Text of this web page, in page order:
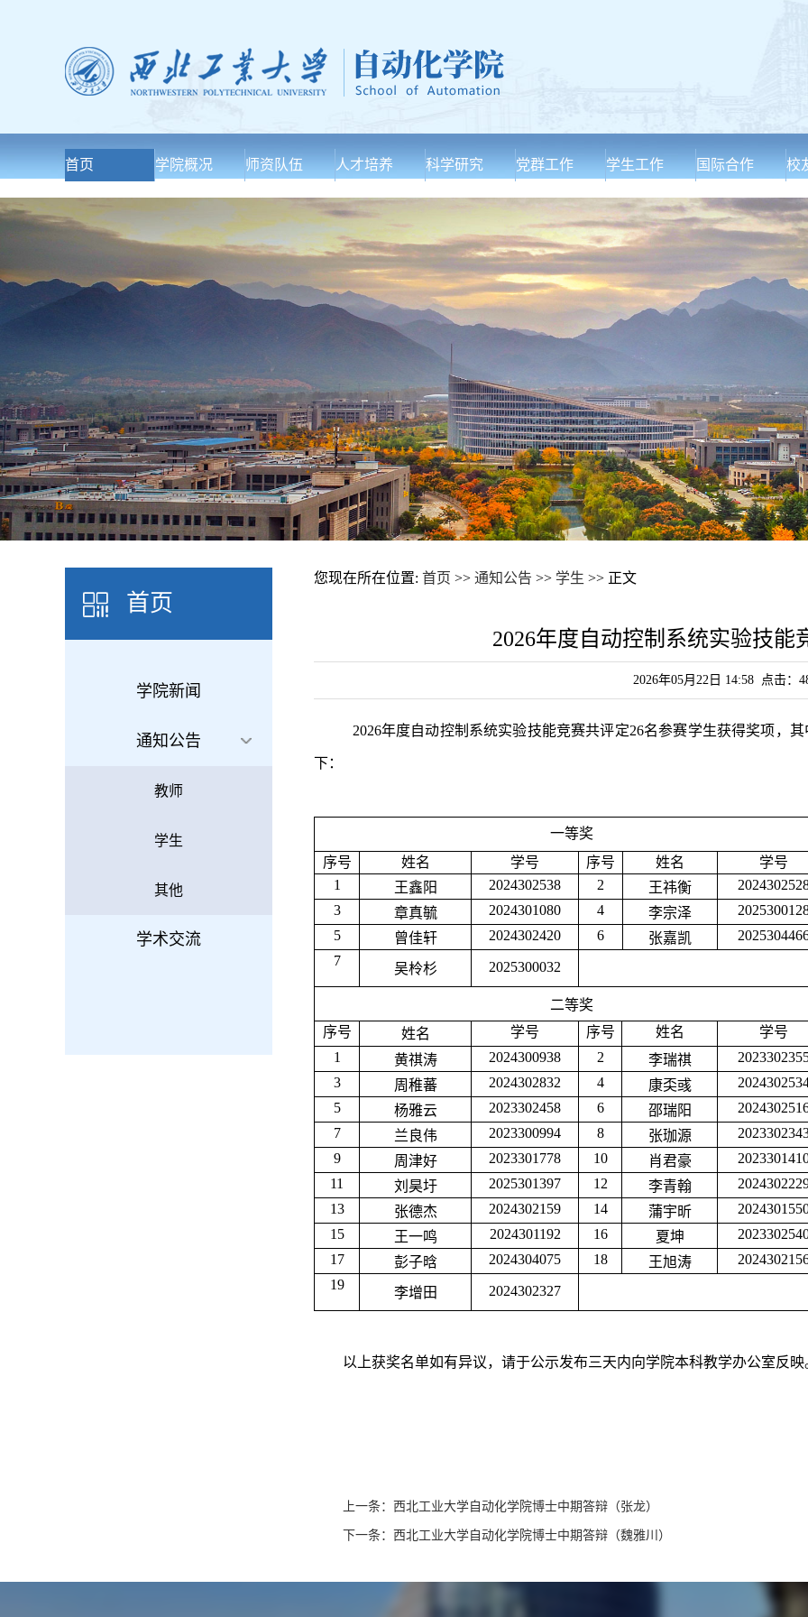
首页 学院概况 师资队伍 人才培养 科学研究 党群工作 学生工作 国际合作 校
首页
学院新闻
通知公告
教师
学生
其他
学术交流
您现在所在位置: 首页 >> 通知公告 >> 学生 >> 正文
2026年度自动控制系统实验技能
2026年05月22日 14:58 点击：
2026年度自动控制系统实验技能竞赛共评定26名参赛学生获得奖项，其
下：
一等奖
序号
姓名 学号 序号 姓名
学号
1
王鑫阳 2024302538 2 王祎衡
3
章真毓 2024301080 4 李宗泽
5
曾佳轩 2024302420 6 张嘉凯
7
吴柃杉 2025300032
二等奖
序号
姓名 学号 序号 姓名
学号
1
黄祺涛 2024300938 2 李瑞祺
3
周稚蕃 2024302832 4 康奀彧
5
杨雅云 2023302458 6 邵瑞阳
7
兰良伟 2023300994 8 张珈源
9
周津好 2023301778 10 肖君豪
11
刘昊圩 2025301397 12 李青翰
13
张德杰 2024302159 14 蒲宇昕
15
王一鸣 2024301192 16 夏坤
17
彭子晗 2024304075 18 王旭涛
19
李增田 2024302327
以上获奖名单如有异议，请于公示发布三天内向学院本科教学办公室反映
上一条：西北工业大学自动化学院博士中期答辩（张龙）
下一条：西北工业大学自动化学院博士中期答辩（魏雅川）